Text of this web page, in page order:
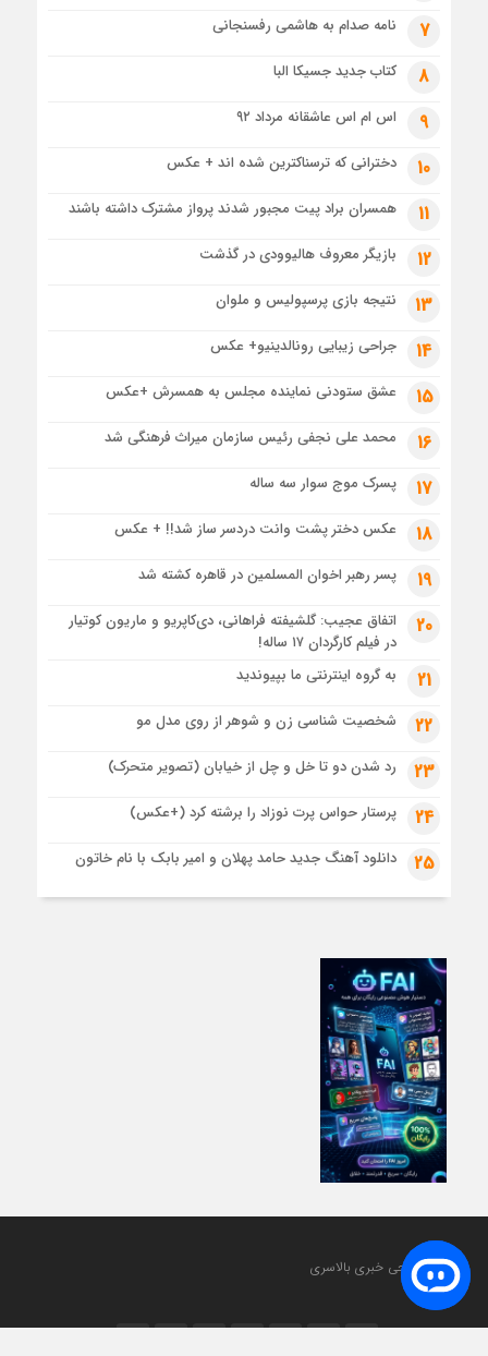
7 نامه صدام به هاشمی رفسنجانی
8 کتاب جدید جسیکا البا
9 اس ام اس عاشقانه مرداد ۹۲
10 دخترانی که ترسناکترین شده اند + عکس
11 همسران براد پیت مجبور شدند پرواز مشترک داشته باشند
12 بازیگر معروف هالیوودی در گذشت
13 نتیجه بازی پرسپولیس و ملوان
14 جراحی زیبایی رونالدینیو+ عکس
15 عشق ستودنی نماینده مجلس به همسرش +عکس
16 محمد علی نجفی رئیس سازمان میراث فرهنگی شد
17 پسرک موج سوار سه ساله
18 عکس دختر پشت وانت دردسر ساز شد!! + عکس
19 پسر رهبر اخوان المسلمین در قاهره کشته شد
20
اتفاق عجیب: گلشیفته فراهانی، دی‌کاپریو و ماریون کوتیار
در فیلم کارگردان ۱۷ ساله!
21 به گروه اینترنتی ما بپیوندید
22 شخصیت شناسی زن و شوهر از روی مدل مو
23 رد شدن دو تا خل و چل از خیابان (تصویر متحرک)
24 پرستار حواس پرت نوزاد را برشته کرد (+عکس)
25 دانلود آهنگ جدید حامد پهلان و امیر بابک با نام خاتون
مجله تفریحی خبری بالاسری
.....